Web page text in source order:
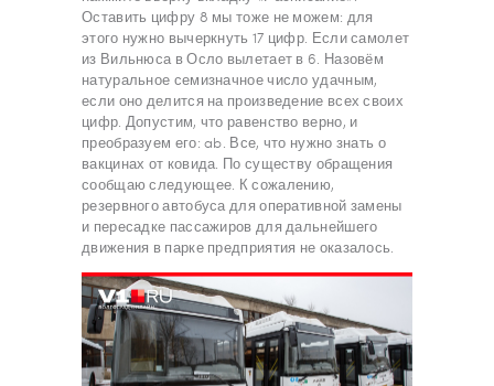
Оставить цифру 8 мы тоже не можем: для
этого нужно вычеркнуть 17 цифр. Если самолет
из Вильнюса в Осло вылетает в 6. Назовём
натуральное семизначное число удачным,
если оно делится на произведение всех своих
цифр. Допустим, что равенство верно, и
преобразуем его: ab. Все, что нужно знать о
вакцинах от ковида. По существу обращения
сообщаю следующее. К сожалению,
резервного автобуса для оперативной замены
и пересадке пассажиров для дальнейшего
движения в парке предприятия не оказалось.